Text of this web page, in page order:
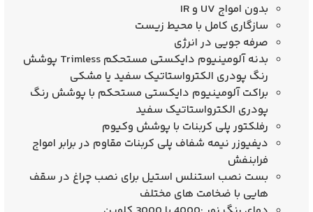
بدون امواج UV و IR
سازگاری کامل با محیط زیست
صرفه جویی در انرژی
بدنه آلومینیوم دایکستی مستحکم Trimless پوشش
رنگ پودری الکترواستاتیک سفید یا مشکی
براکت آلومینیوم دایکستی مستحکم با پوشش رنگ
پودری الکترواستاتیک سفید
رفلکتور پلی کربنات با پوشش وکیوم
دیفیوزر نیمه شفاف پلی کربنات مقاوم در برابر امواج
فرابنفش
بست نصب استنلس استیل برای نصب چراغ در سقف
هایی با ضخامت های مختلف